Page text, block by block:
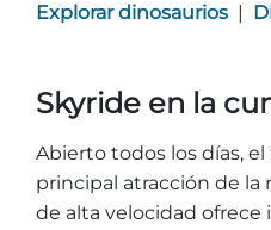
Explorar dinosaurios |
Skyride en la
Abierto todos los días,
principal atracción de la
de alta velocidad